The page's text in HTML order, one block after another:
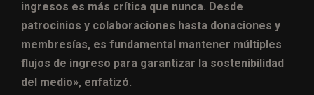
ingresos es más crítica que nunca. Desde
patrocinios y colaboraciones hasta donaciones y
membresías, es fundamental mantener múltiples
flujos de ingreso para garantizar la sostenibilidad
del medio», enfatizó.